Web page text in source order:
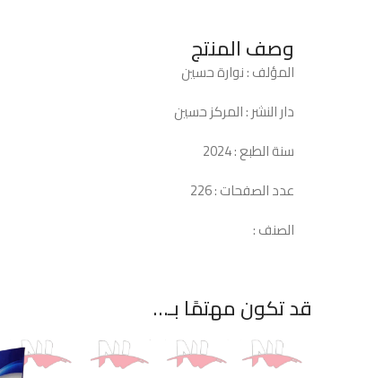
وصف المنتج
المؤلف : نوارة حسين
دار النشر : المركز حسين
سنة الطبع : 2024
عدد الصفحات : 226
الصنف :
قد تكون مهتمًا بـ…